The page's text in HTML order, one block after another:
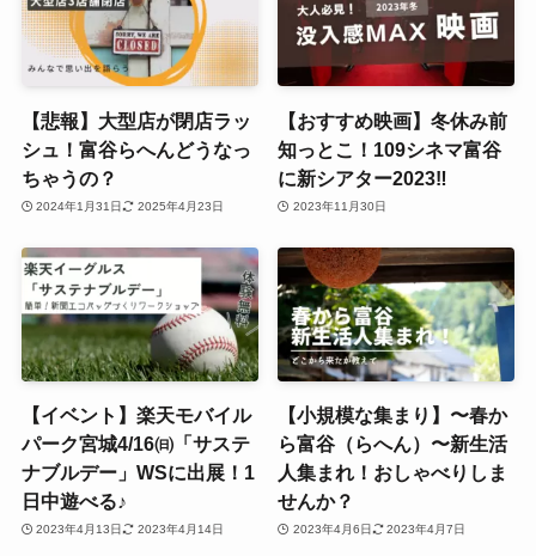
【悲報】大型店が閉店ラッ
シュ！富谷らへんどうなっ
ちゃうの？
2024年1月31日 2025年4月23日
【おすすめ映画】冬休み前
知っとこ！109シネマ富谷
に新シアター2023‼
2023年11月30日
【イベント】楽天モバイル
パーク宮城4/16㈰「サステ
ナブルデー」WSに出展！1
日中遊べる♪
2023年4月13日 2023年4月14日
【小規模な集まり】〜春か
ら富谷（らへん）〜新生活
人集まれ！おしゃべりしま
せんか？
2023年4月6日 2023年4月7日